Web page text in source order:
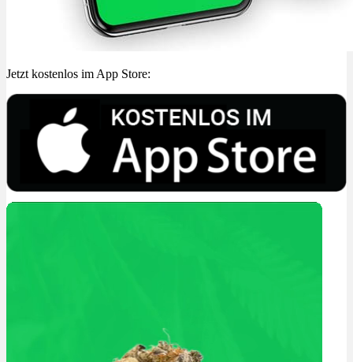
Jetzt kostenlos im App Store: